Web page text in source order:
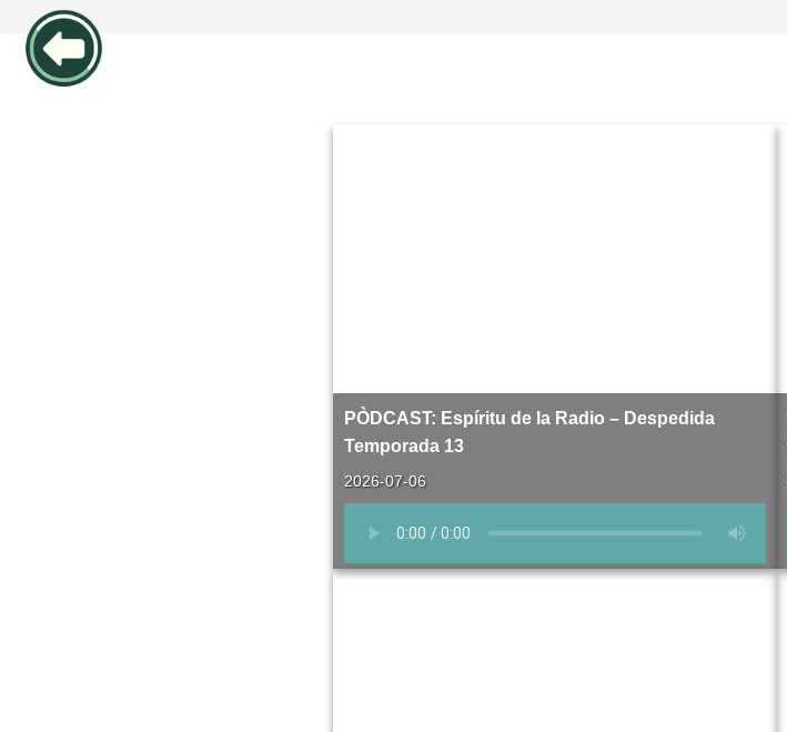
PÒDCAST: Espíritu de la Radio – Despedida
Temporada 13
2026-07-06